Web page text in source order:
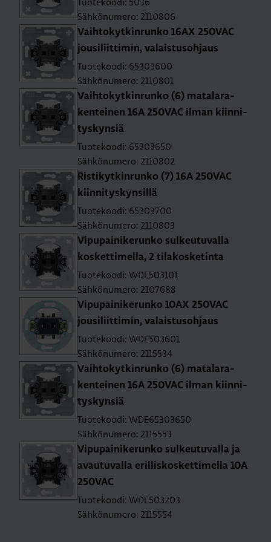
Sähkönumero: 2110806
Vaih­to­kyt­kin­run­ko 16AX 250­VAC
jousi­liit­ti­min, va­lais­tusoh­jaus
Tuotekoodi: 65303600
Sähkönumero: 2110801
Vaih­to­kyt­kin­run­ko (6) ma­ta­la­ra­
ken­tei­nen 16A 250­VAC ilman kiin­ni­
tys­kyn­siä
Tuotekoodi: 65303650
Sähkönumero: 2110802
Ris­ti­kyt­kin­run­ko (7) 16A 250­VAC
kiin­ni­tys­kyn­sil­lä
Tuotekoodi: 65303700
Sähkönumero: 2110803
Vi­pu­pai­ni­ke­run­ko sul­keu­tu­val­la
kos­ket­ti­mel­la, 2 ti­la­kos­ke­tin­ta
Tuotekoodi: WDE503101
Sähkönumero: 2107688
Vi­pu­pai­ni­ke­run­ko 10AX 250­VAC
jousi­liit­ti­min, va­lais­tusoh­jaus
Tuotekoodi: WDE503601
Sähkönumero: 2115534
Vaih­to­kyt­kin­run­ko (6) ma­ta­la­ra­
ken­tei­nen 16A 250­VAC ilman kiin­ni­
tys­kyn­siä
Tuotekoodi: WDE65303650
Sähkönumero: 2115553
Vi­pu­pai­ni­ke­run­ko sul­keu­tu­val­la ja
avau­tu­val­la eril­lis­kos­ket­ti­mel­la 10A
250­VAC
Tuotekoodi: WDE503203
Sähkönumero: 2115554